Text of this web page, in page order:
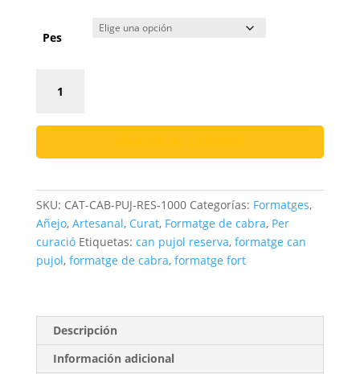
hasta
156,00 €
Pes
Pujol
/
Formatge
cabra
curat
artesanal
català
cantidad
SKU: CAT-CAB-PUJ-RES-1000 Categorías: Formatges,
Añejo, Artesanal, Curat, Formatge de cabra, Per
curació Etiquetas: can pujol reserva, formatge can
pujol, formatge de cabra, formatge fort
Descripción
Información adicional